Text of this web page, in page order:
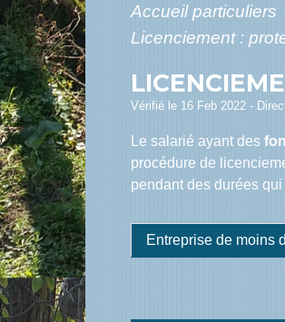
Accueil particuliers
Licenciement :
Vérifié le 16 Feb 2022 -
Le salarié ayant des
procédure de
pendant des durées
Entreprise de moins